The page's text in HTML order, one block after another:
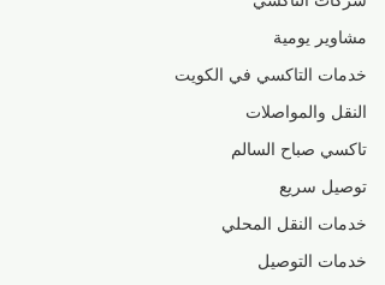
مشاوير يومية
خدمات التاكسي في الكويت
النقل والمواصلات
تاكسي صباح السالم
توصيل سريع
خدمات النقل المحلي
خدمات التوصيل